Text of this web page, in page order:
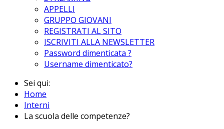
APPELLI
GRUPPO GIOVANI
REGISTRATI AL SITO
ISCRIVITI ALLA NEWSLETTER
Password dimenticata ?
Username dimenticato?
Sei qui:
Home
Interni
La scuola delle competenze?